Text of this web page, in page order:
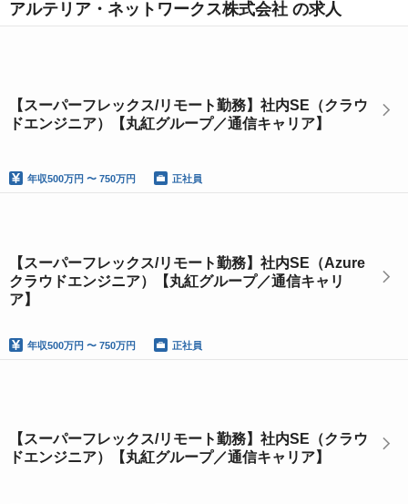
アルテリア・ネットワークス株式会社 の求人
【スーパーフレックス/リモート勤務】社内SE（クラウ
ドエンジニア）【丸紅グループ／通信キャリア】
年収500万円 〜 750万円 正社員
【スーパーフレックス/リモート勤務】社内SE（Azure
クラウドエンジニア）【丸紅グループ／通信キャリ
ア】
年収500万円 〜 750万円 正社員
【スーパーフレックス/リモート勤務】社内SE（クラウ
ドエンジニア）【丸紅グループ／通信キャリア】